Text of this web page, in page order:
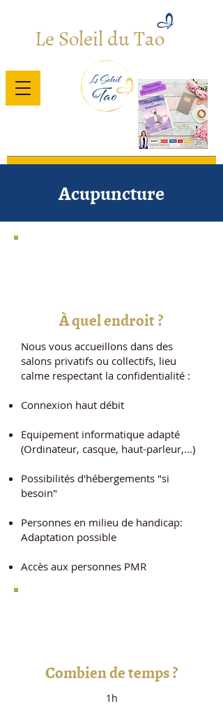
Le Soleil du Tao
Acupuncture
À quel endroit ?
Nous vous accueillons dans des
salons privatifs ou collectifs, lieu
calme respectant la confidentialité :
Connexion haut débit
Equipement informatique adapté
(Ordinateur, casque, haut-parleur,...)
Possibilités d'hébergements "si
besoin"
Personnes en milieu de handicap:
Adaptation possible
Accès aux personnes PMR​
Combien de temps ?
1h